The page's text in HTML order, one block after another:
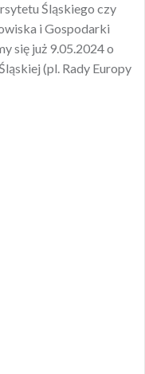
Śląskiego czy
i Gospodarki
się już 9.05.2024 o
(pl. Rady Europy